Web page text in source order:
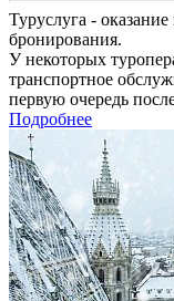
Туруслуга -
бронирования.
У некоторых
транспортное
первую очередь
Подробнее